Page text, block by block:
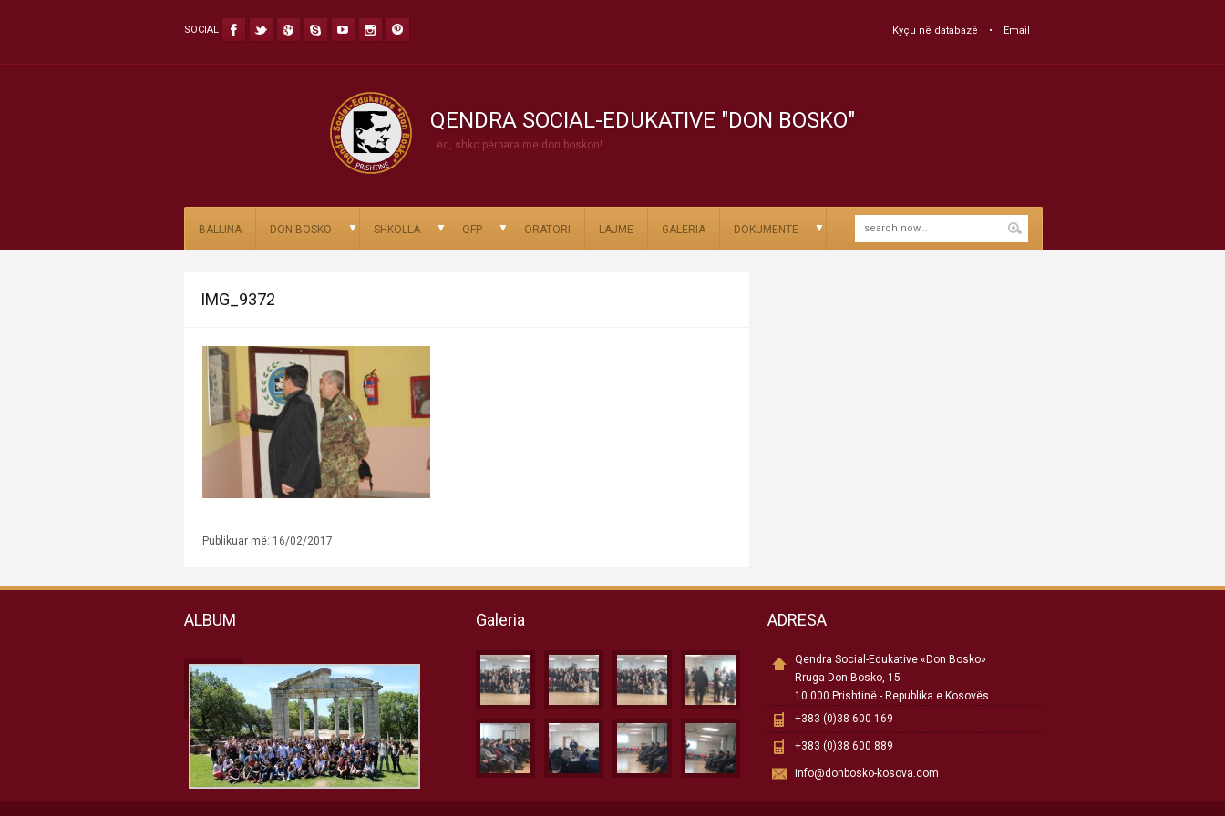
SOCIAL Kyçu në databazë Email
QENDRA SOCIAL-EDUKATIVE "DON BOSKO"
ec, shko përpara me don boskon!
BALLINA DON BOSKO ▼ SHKOLLA ▼ QFP ▼ ORATORI LAJME GALERIA DOKUMENTE ▼
IMG_9372
Publikuar më: 16/02/2017
ALBUM Galeria ADRESA
Qendra Social-Edukative «Don Bosko»
Rruga Don Bosko, 15
10 000 Prishtinë - Republika e Kosovës
+383 (0)38 600 169
+383 (0)38 600 889
info@donbosko-kosova.com